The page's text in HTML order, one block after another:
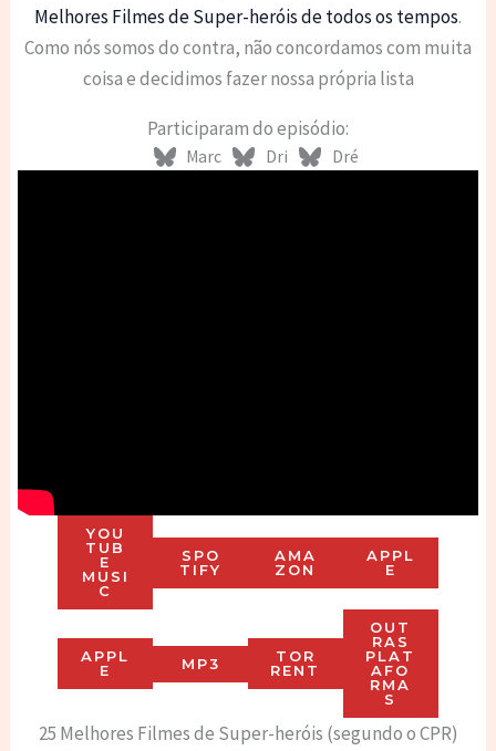
Melhores Filmes de Super-heróis de todos os tempos.
Como nós somos do contra, não concordamos com muita
coisa e decidimos fazer nossa própria lista
Participaram do episódio:
Marc Dri Dré
YOU
TUB
E
MUSI
C
SPO
TIFY
AMA
ZON
APPL
E
APPL
E
MP3
TOR
RENT
OUT
RAS
PLAT
AFO
RMA
S
25 Melhores Filmes de Super-heróis (segundo o CPR)